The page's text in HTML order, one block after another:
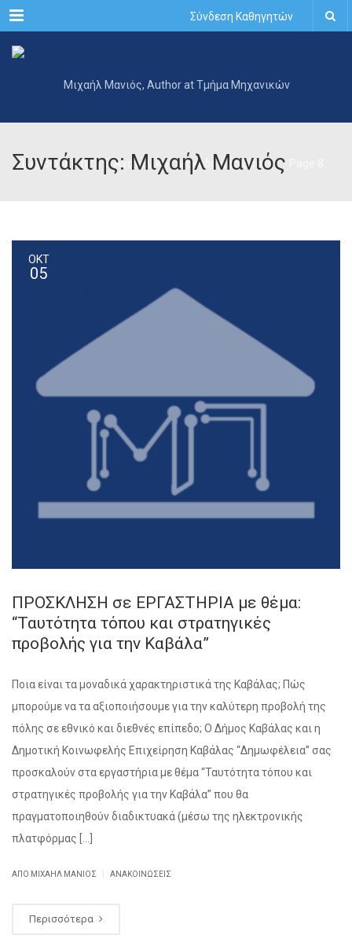
Menu Σύνδεση Καθηγητών
Συντάκτης: Μιχαήλ Μανιός
ΟΚΤ
05
ΠΡΟΣΚΛΗΣΗ σε ΕΡΓΑΣΤΗΡΙΑ με θέμα:
“Ταυτότητα τόπου και στρατηγικές
προβολής για την Καβάλα”
Ποια είναι τα μοναδικά χαρακτηριστικά της Καβάλας; Πώς
μπορούμε να τα αξιοποιήσουμε για την καλύτερη προβολή της
πόλης σε εθνικό και διεθνές επίπεδο; Ο Δήμος Καβάλας και η
Δημοτική Κοινωφελής Επιχείρηση Καβάλας “Δημωφέλεια” σας
προσκαλούν στα εργαστήρια με θέμα “Ταυτότητα τόπου και
στρατηγικές προβολής για την Καβάλα” που θα
πραγματοποιηθούν διαδικτυακά (μέσω της ηλεκτρονικής
πλατφόρμας […]
ΑΠΌ ΜΙΧΑΉΛ ΜΑΝΙΌΣ ΑΝΑΚΟΙΝΏΣΕΙΣ
Περισσότερα